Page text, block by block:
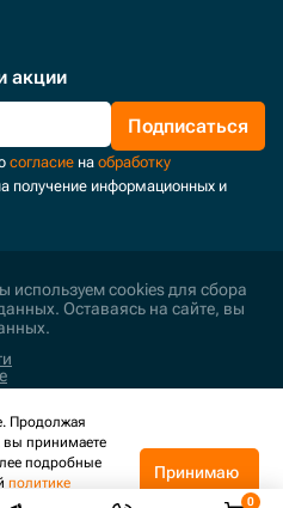
акции
Подписаться
согласие на обработку
получение информационных и
cookies для сбора
Оставаясь на сайте, вы
данных
Продолжая
вы принимаете
подробные
политике
.
Принимаю